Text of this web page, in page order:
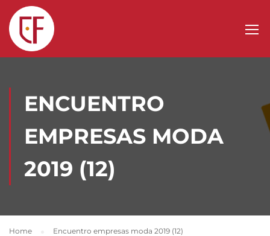
ENCUENTRO
EMPRESAS MODA
2019 (12)
Home Encuentro empresas moda 2019 (12)